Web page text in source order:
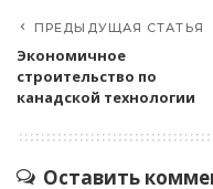
ПРЕДЫДУЩАЯ СТАТЬЯ
Экономичное
строительство по
канадской технологии
Оставить